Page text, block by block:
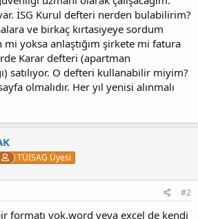
İSG Kurul defteri nerden bulabilirim?
ve birkaç kırtasiyeye sordum
mi yoksa anlaştığım şirkete mi fatura
Karar defteri (apartman
satılıyor. O defteri kullanabilir miyim?
olmalıdır. Her yıl yenisi alınmalı
TÜİSAG Üyesi
#2
formatı yok.word veya excel de kendi